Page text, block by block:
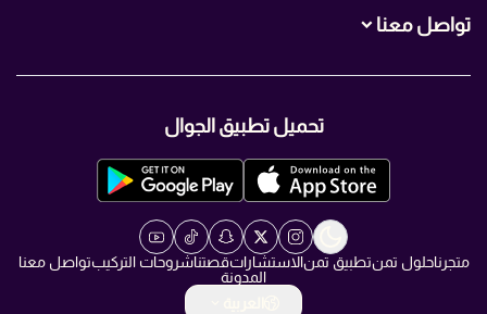
تواصل معنا
info@TMN.sa
https://t.me/TMN_smart
تحميل تطبيق الجوال
متجرناحلول تمنتطبيق تمنالاستشاراتقصتناشروحات التركيبتواصل معنا
المدونة